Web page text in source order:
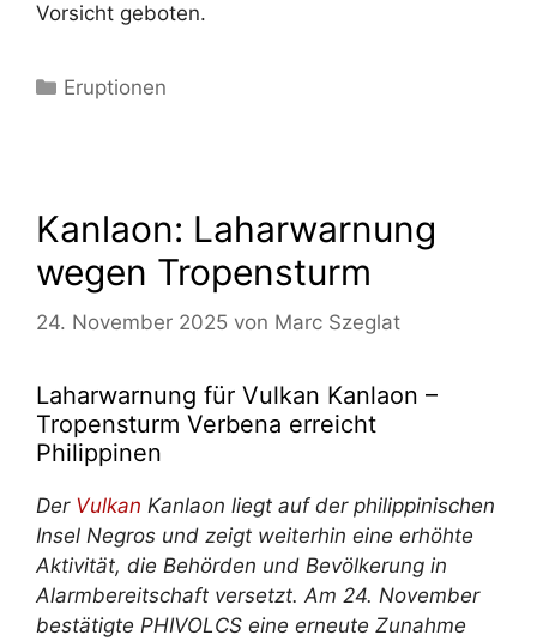
Vorsicht geboten.
Kategorien
Eruptionen
Kanlaon: Laharwarnung
wegen Tropensturm
24. November 2025 von Marc Szeglat
Laharwarnung für Vulkan Kanlaon –
Tropensturm Verbena erreicht
Philippinen
Der Vulkan Kanlaon liegt auf der philippinischen
Insel Negros und zeigt weiterhin eine erhöhte
Aktivität, die Behörden und Bevölkerung in
Alarmbereitschaft versetzt. Am 24. November
bestätigte PHIVOLCS eine erneute Zunahme